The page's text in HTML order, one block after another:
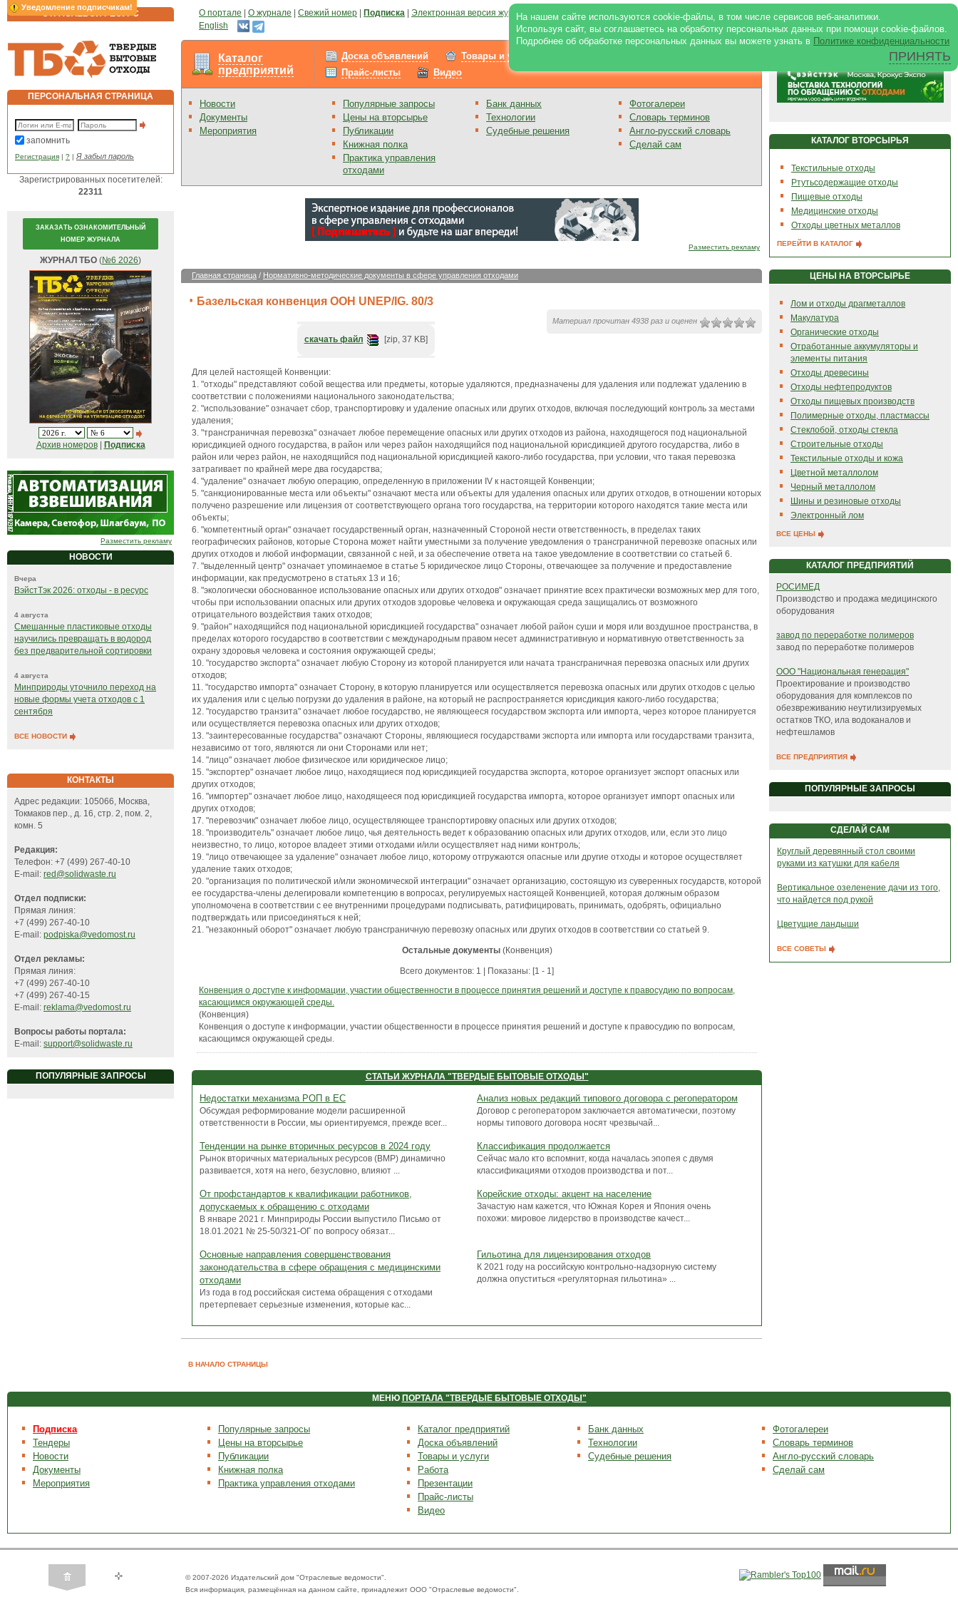
Уведомление подписчикам!
На нашем сайте используются cookie-файлы, в том числе сервисов веб-аналитики.
Используя сайт, вы соглашаетесь на обработку персональных данных при помощи cookie-файлов.
Подробнее об обработке персональных данных вы можете узнать в Политике конфиденциальности
ПРИНЯТЬ
ОТРАСЛЕВОЙ РЕСУРС О портале О журнале Свежий номер Подписка Электронная версия журнала |Отзывы|Реклама на портале|Реклама в журнале |
English
ПЕРСОНАЛЬНАЯ СТРАНИЦА
запомнить
Регистрация | ? | Я забыл пароль
Зарегистрированных посетителей:
22311
ЗАКАЗАТЬ ОЗНАКОМИТЕЛЬНЫЙ
НОМЕР ЖУРНАЛА
ЖУРНАЛ ТБО (№6 2026)
Архив номеров| Подписка
Разместить рекламу
НОВОСТИ
Вчера
ВэйстТэк 2026: отходы - в ресурс
4 августа
Смешанные пластиковые отходы
научились превращать в водород
без предварительной сортировки
4 августа
Минприроды уточнило переход на
новые формы учета отходов с 1
сентября
ВСЕ НОВОСТИ
КОНТАКТЫ
Адрес редакции: 105066, Москва,
Токмаков пер., д. 16, стр. 2, пом. 2,
комн. 5
Редакция:
Телефон: +7 (499) 267-40-10
E-mail: red@solidwaste.ru
Отдел подписки:
Прямая линия:
+7 (499) 267-40-10
E-mail: podpiska@vedomost.ru
Отдел рекламы:
Прямая линия:
+7 (499) 267-40-10
+7 (499) 267-40-15
E-mail: reklama@vedomost.ru
Вопросы работы портала:
E-mail: support@solidwaste.ru
ПОПУЛЯРНЫЕ ЗАПРОСЫ
Каталог
предприятий
Доска объявлений Товары и услуги
Прайс-листы
Видео
Новости
Документы
Мероприятия
Популярные запросы
Цены на вторсырье
Публикации
Книжная полка
Практика управления
отходами
Банк данных
Технологии
Судебные решения
Фотогалереи
Словарь терминов
Англо-русский словарь
Сделай сам
Разместить рекламу
Главная страница / Нормативно-методические документы в сфере управления отходами
Базельская конвенция ООН UNEP/IG. 80/3
Материал прочитан 4938 раз и оценен
скачать файл [zip, 37 KB]
Для целей настоящей Конвенции:
1. "отходы" представляют собой вещества или предметы, которые удаляются, предназначены для удаления или подлежат удалению в
соответствии с положениями национального законодательства;
2. "использование" означает сбор, транспортировку и удаление опасных или других отходов, включая последующий контроль за местами
удаления;
3. "трансграничная перевозка" означает любое перемещение опасных или других отходов из района, находящегося под национальной
юрисдикцией одного государства, в район или через район находящийся под национальной юрисдикцией другого государства, либо в
район или через район, не находящийся под национальной юрисдикцией какого-либо государства, при условии, что такая перевозка
затрагивает по крайней мере два государства;
4. "удаление" означает любую операцию, определенную в приложении IV к настоящей Конвенции;
5. "санкционированные места или объекты" означают места или объекты для удаления опасных или других отходов, в отношении которых
получено разрешение или лицензия от соответствующего органа того государства, на территории которого находятся такие места или
объекты;
6. "компетентный орган" означает государственный орган, назначенный Стороной нести ответственность, в пределах таких
географических районов, которые Сторона может найти уместными за получение уведомления о трансграничной перевозке опасных или
других отходов и любой информации, связанной с ней, и за обеспечение ответа на такое уведомление в соответствии со статьей 6.
7. "выделенный центр" означает упоминаемое в статье 5 юридическое лицо Стороны, отвечающее за получение и предоставление
информации, как предусмотрено в статьях 13 и 16;
8. "экологически обоснованное использование опасных или других отходов" означает принятие всех практически возможных мер для того,
чтобы при использовании опасных или других отходов здоровье человека и окружающая среда защищались от возможного
отрицательного воздействия таких отходов;
9. "район" находящийся под национальной юрисдикцией государства" означает любой район суши и моря или воздушное пространства, в
пределах которого государство в соответствии с международным правом несет административную и нормативную ответственность за
охрану здоровья человека и состояния окружающей среды;
10. "государство экспорта" означает любую Сторону из которой планируется или начата трансграничная перевозка опасных или других
отходов;
11. "государство импорта" означает Сторону, в которую планируется или осуществляется перевозка опасных или других отходов с целью
их удаления или с целью погрузки до удаления в районе, на который не распространяется юрисдикция какого-либо государства;
12. "государство транзита" означает любое государство, не являющееся государством экспорта или импорта, через которое планируется
или осуществляется перевозка опасных или других отходов;
13. "заинтересованные государства" означают Стороны, являющиеся государствами экспорта или импорта или государствами транзита,
независимо от того, являются ли они Сторонами или нет;
14. "лицо" означает любое физическое или юридическое лицо;
15. "экспортер" означает любое лицо, находящиеся под юрисдикцией государства экспорта, которое организует экспорт опасных или
других отходов;
16. "импортер" означает любое лицо, находящееся под юрисдикцией государства импорта, которое организует импорт опасных или
других отходов;
17. "перевозчик" означает любое лицо, осуществляющее транспортировку опасных или других отходов;
18. "производитель" означает любое лицо, чья деятельность ведет к образованию опасных или других отходов, или, если это лицо
неизвестно, то лицо, которое владеет этими отходами и/или осуществляет над ними контроль;
19. "лицо отвечающее за удаление" означает любое лицо, которому отгружаются опасные или другие отходы и которое осуществляет
удаление таких отходов;
20. "организация по политической и/или экономической интеграции" означает организацию, состоящую из суверенных государств, которой
ее государства-члены делегировали компетенцию в вопросах, регулируемых настоящей Конвенцией, которая должным образом
уполномочена в соответствии с ее внутренними процедурами подписывать, ратифицировать, принимать, одобрять, официально
подтверждать или присоединяться к ней;
21. "незаконный оборот" означает любую трансграничную перевозку опасных или других отходов в соответствии со статьей 9.
Остальные документы(Конвенция)
Всего документов: 1 | Показаны: [1 - 1]
Конвенция о доступе к информации, участии общественности в процессе принятия решений и доступе к правосудию по вопросам,
касающимся окружающей среды.
(Конвенция)
Конвенция о доступе к информации, участии общественности в процессе принятия решений и доступе к правосудию по вопросам,
касающимся окружающей среды.
СТАТЬИ ЖУРНАЛА "ТВЕРДЫЕ БЫТОВЫЕ ОТХОДЫ"
Недостатки механизма РОП в ЕС
Обсуждая реформирование модели расширенной
ответственности в России, мы ориентируемся, прежде всег...
Анализ новых редакций типового договора с регоператором
Договор с регоператором заключается автоматически, поэтому
нормы типового договора носят чрезвычай...
Тенденции на рынке вторичных ресурсов в 2024 году
Рынок вторичных материальных ресурсов (ВМР) динамично
развивается, хотя на него, безусловно, влияют ...
Классификация продолжается
Сейчас мало кто вспомнит, когда началась эпопея с двумя
классификациями отходов производства и пот...
От профстандартов к квалификации работников,
допускаемых к обращению с отходами
В январе 2021 г. Минприроды России выпустило Письмо от
18.01.2021 № 25-50/321-ОГ по вопросу обязат...
Корейские отходы: акцент на население
Зачастую нам кажется, что Южная Корея и Япония очень
похожи: мировое лидерство в производстве качест...
Основные направления совершенствования
законодательства в сфере обращения с медицинскими
отходами
Из года в год российская система обращения с отходами
претерпевает серьезные изменения, которые кас...
Гильотина для лицензирования отходов
К 2021 году на российскую контрольно-надзорную систему
должна опуститься «регуляторная гильотина» ...
В НАЧАЛО СТРАНИЦЫ
КАТАЛОГ ВТОРСЫРЬЯ
Текстильные отходы
Ртутьсодержащие отходы
Пищевые отходы
Медицинские отходы
Отходы цветных металлов
ПЕРЕЙТИ В КАТАЛОГ
ЦЕНЫ НА ВТОРСЫРЬЕ
Лом и отходы драгметаллов
Макулатура
Органические отходы
Отработанные аккумуляторы и
элементы питания
Отходы древесины
Отходы нефтепродуктов
Отходы пищевых производств
Полимерные отходы, пластмассы
Стеклобой, отходы стекла
Строительные отходы
Текстильные отходы и кожа
Цветной металлолом
Черный металлолом
Шины и резиновые отходы
Электронный лом
ВСЕ ЦЕНЫ
КАТАЛОГ ПРЕДПРИЯТИЙ
РОСИМЕД
Производство и продажа медицинского
оборудования
завод по переработке полимеров
завод по переработке полимеров
ООО "Национальная генерация"
Проектирование и производство
оборудования для комплексов по
обезвреживанию неутилизируемых
остатков ТКО, ила водоканалов и
нефтешламов
ВСЕ ПРЕДПРИЯТИЯ
ПОПУЛЯРНЫЕ ЗАПРОСЫ
СДЕЛАЙ САМ
Круглый деревянный стол своими
руками из катушки для кабеля
Вертикальное озеленение дачи из того,
что найдется под рукой
Цветущие ландыши
ВСЕ СОВЕТЫ
МЕНЮ ПОРТАЛА "ТВЕРДЫЕ БЫТОВЫЕ ОТХОДЫ"
Подписка
Тендеры
Новости
Документы
Мероприятия
Популярные запросы
Цены на вторсырье
Публикации
Книжная полка
Практика управления отходами
Каталог предприятий
Доска объявлений
Товары и услуги
Работа
Презентации
Прайс-листы
Видео
Банк данных
Технологии
Судебные решения
Фотогалереи
Словарь терминов
Англо-русский словарь
Сделай сам
© 2007-2026 Издательский дом "Отраслевые ведомости".
Вся информация, размещённая на данном сайте, принадлежит ООО "Отраслевые ведомости".